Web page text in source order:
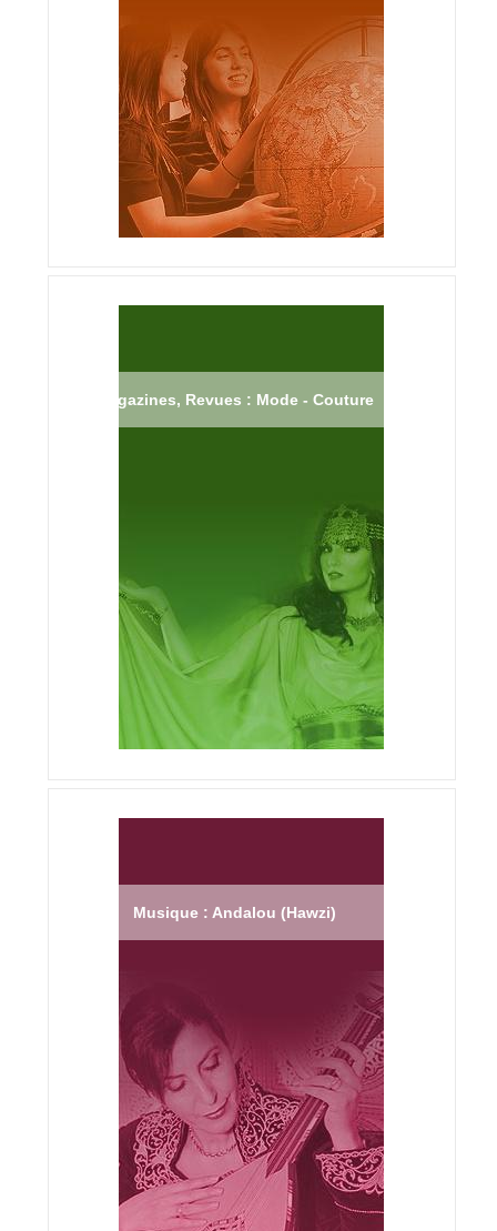
Magazines, Revues : Mode - Couture
Musique : Andalou (Hawzi)